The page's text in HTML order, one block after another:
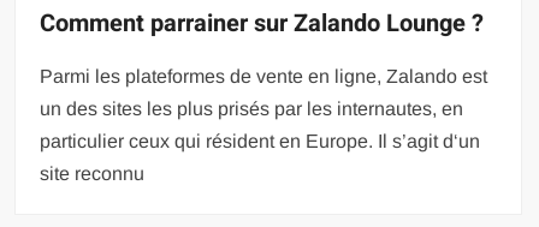
Comment parrainer sur Zalando Lounge ?
Parmi les plateformes de vente en ligne, Zalando est
un des sites les plus prisés par les internautes, en
particulier ceux qui résident en Europe. Il s’agit d‘un
site reconnu